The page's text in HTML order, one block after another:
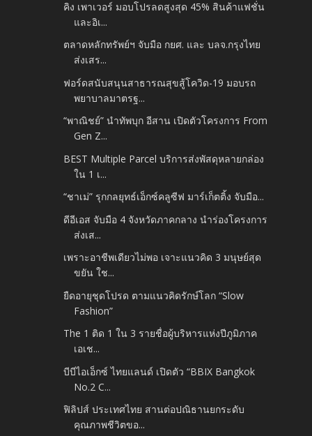
คิง เพาเวอร์ มอบโปรลดสูงสุด 45% สินค้าแฟชั่น
และอิเ...
ตลาดหลักทรัพย์ฯ จับมือ กยศ. และ บลจ.กรุงไทย
ส่งเสร...
ฟอร์ดสนับสนุนสาธารณสุขสู้โควิด-19 มอบรถ
พยาบาลมาตรฐ...
“พาณิชย์” นำทัพบุก อีสาน เปิดตัวโครงการ From
Gen Z...
BEST Multiple Parcel บริการส่งพัสดุหลายกล่อง
ใน 1 เ...
“ชาเม่” รุกกลยุทธ์เอ็กซ์คลูซีฟ มาร์เก็ตติ้ง จับมือ...
ดีอีเอส จับมือ 4 จังหวัดภาคกลาง นำร่องโครงการ
ส่งเส...
เพราะอาชีพเดียวไม่พอ เจาะแนวคิด 3 มนุษย์สุด
ขยัน ใช...
ยืดอายุชุดโปรด ตามแนวคิดรักษ์โลก “Slow
Fashion”
The 1 ติด 1 ใน 3 รายชื่อผู้บริหารแห่งปีภูมิภาค
เอเช...
บีบีไอเอ็กซ์ ไทยแลนด์ เปิดตัว “BBIX Bangkok
No.2 C...
ฟิลิปส์ ประเทศไทย สานต่อปณิธานยกระดับ
คุณภาพชีวิตขอ...